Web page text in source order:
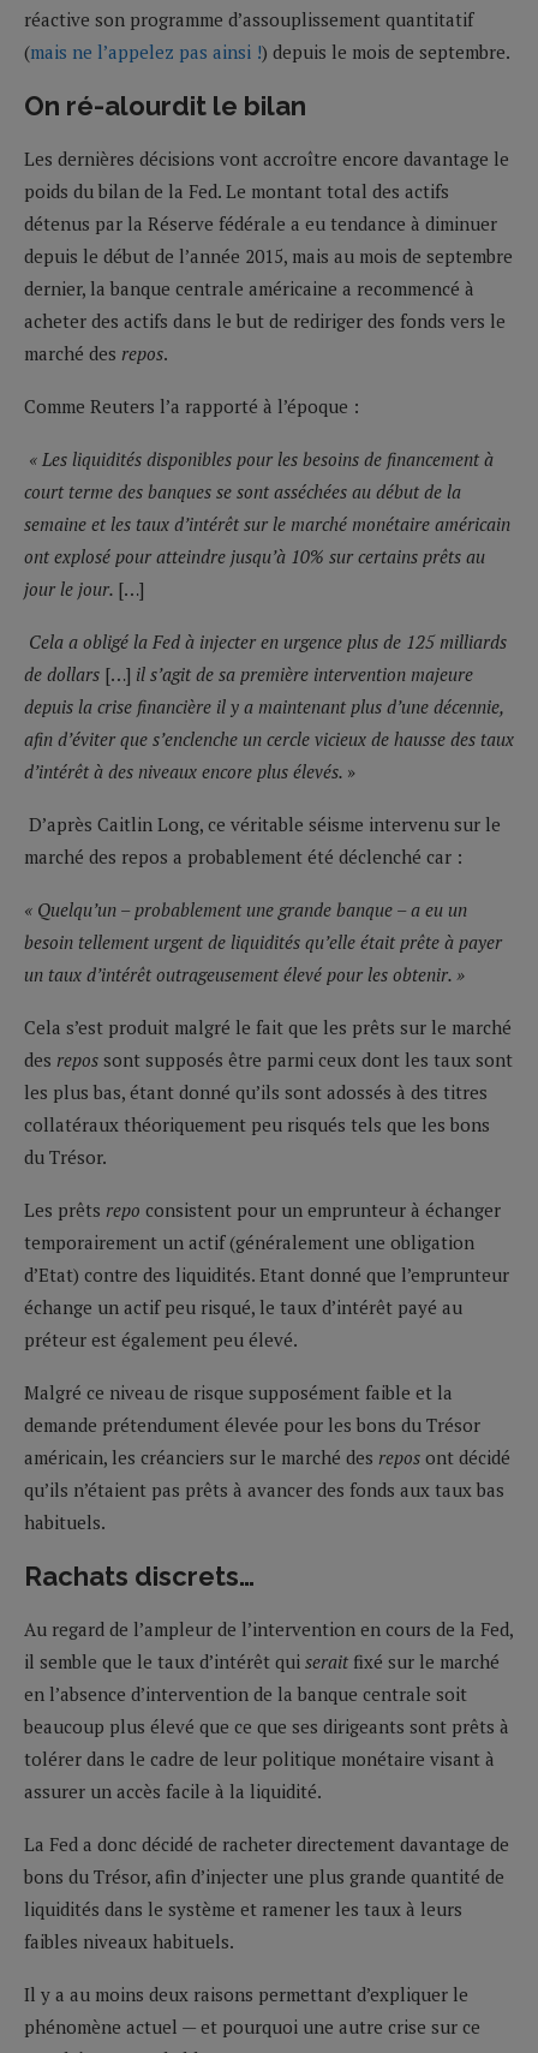
réactive son programme d’assouplissement quantitatif
(mais ne l’appelez pas ainsi !) depuis le mois de septembre.
On ré-alourdit le bilan
Les dernières décisions vont accroître encore davantage le
poids du bilan de la Fed. Le montant total des actifs
détenus par la Réserve fédérale a eu tendance à diminuer
depuis le début de l’année 2015, mais au mois de septembre
dernier, la banque centrale américaine a recommencé à
acheter des actifs dans le but de rediriger des fonds vers le
marché des repos.
Comme Reuters l’a rapporté à l’époque :
« Les liquidités disponibles pour les besoins de financement à
court terme des banques se sont asséchées au début de la
semaine et les taux d’intérêt sur le marché monétaire américain
ont explosé pour atteindre jusqu’à 10% sur certains prêts au
jour le jour. […]
Cela a obligé la Fed à injecter en urgence plus de 125 milliards
de dollars […] il s’agit de sa première intervention majeure
depuis la crise financière il y a maintenant plus d’une décennie,
afin d’éviter que s’enclenche un cercle vicieux de hausse des taux
d’intérêt à des niveaux encore plus élevés. »
D’après Caitlin Long, ce véritable séisme intervenu sur le
marché des repos a probablement été déclenché car :
« Quelqu’un – probablement une grande banque – a eu un
besoin tellement urgent de liquidités qu’elle était prête à payer
un taux d’intérêt outrageusement élevé pour les obtenir. »
Cela s’est produit malgré le fait que les prêts sur le marché
des repos sont supposés être parmi ceux dont les taux sont
les plus bas, étant donné qu’ils sont adossés à des titres
collatéraux théoriquement peu risqués tels que les bons
du Trésor.
Les prêts repo consistent pour un emprunteur à échanger
temporairement un actif (généralement une obligation
d’Etat) contre des liquidités. Etant donné que l’emprunteur
échange un actif peu risqué, le taux d’intérêt payé au
préteur est également peu élevé.
Malgré ce niveau de risque supposément faible et la
demande prétendument élevée pour les bons du Trésor
américain, les créanciers sur le marché des repos ont décidé
qu’ils n’étaient pas prêts à avancer des fonds aux taux bas
habituels.
Rachats discrets…
Au regard de l’ampleur de l’intervention en cours de la Fed,
il semble que le taux d’intérêt qui serait fixé sur le marché
en l’absence d’intervention de la banque centrale soit
beaucoup plus élevé que ce que ses dirigeants sont prêts à
tolérer dans le cadre de leur politique monétaire visant à
assurer un accès facile à la liquidité.
La Fed a donc décidé de racheter directement davantage de
bons du Trésor, afin d’injecter une plus grande quantité de
liquidités dans le système et ramener les taux à leurs
faibles niveaux habituels.
Il y a au moins deux raisons permettant d’expliquer le
phénomène actuel — et pourquoi une autre crise sur ce